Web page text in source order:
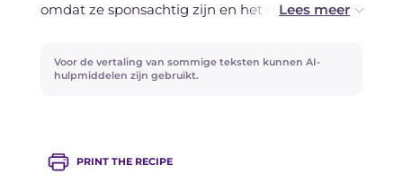
omdat ze sponsachtig zijn en het water zouden
Echter, als het vuil heel hardnekkig is, kun je ze
onder een klein straaltje stromend water
Voor de vertaling van sommige teksten kunnen AI-
hulpmiddelen zijn gebruikt.
PRINT THE RECIPE